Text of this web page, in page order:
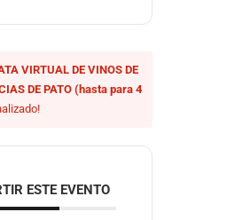
VIRTUAL DE VINOS DE
DE PATO (hasta para 4
ESTE EVENTO